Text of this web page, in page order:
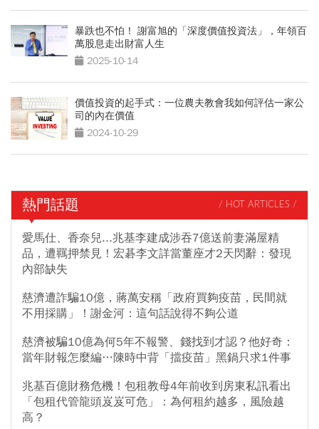
暴跌也不怕！ 謝富旭的「深度價值投資法」，年領百
萬股息走出財富人生
2025-10-14
價值投資的起手式：一位農夫教會我如何評估一家公
司的內在價值
2024-10-29
熱門話題 / HOT ARTICLES /
愛馬仕、香奈兒...兆基李建成涉吞7億送前妻滿屋精
品，遭羈押禁見！宏碁李文詳當董座才2天閃辭：發現
內部缺失
慈濟遭詐騙10億，蔣萬安稱「政府買夠疫苗，民間就
不用採購」！謝金河：這句話說得不夠公道
慈濟被騙10億為何5年不報警、錢找到才認？他好奇：
當年財報怎麼編…陳時中背「擋疫苗」黑鍋只求1件事
兆基百億財務危機！包租教母4年前收到房東私訊看出
「包租代管龍頭岌岌可危」：為何租約越多，風險越
高？